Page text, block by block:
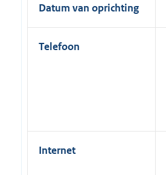
Datum van oprichting
Telefoon
Internet